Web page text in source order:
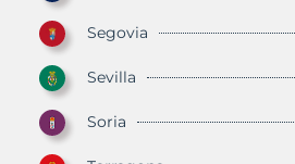
Segovia
Sevilla
Soria